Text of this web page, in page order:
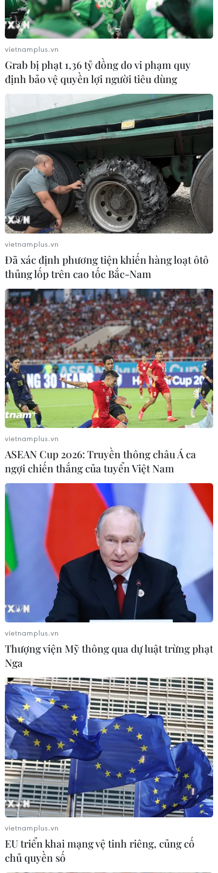
Thái Lan sẽ thành lập một đơn vị cảnh sát mạng và hơn
1.700 "sỹ quan cảnh sát mạng" sẽ được đồn trú trên
những vi phạm liên quan đến công nghệ.
vietnamplus.vn
Grab bị phạt 1,36 tỷ đồng do vi phạm quy
định bảo vệ quyền lợi người tiêu dùng
vietnamplus.vn
Đã xác định phương tiện khiến hàng loạt ôtô
thủng lốp trên cao tốc Bắc-Nam
vietnamplus.vn
ASEAN Cup 2026: Truyền thông châu Á ca
ngợi chiến thắng của tuyển Việt Nam
vietnamplus.vn
Thượng viện Mỹ thông qua dự luật trừng phạt
Nga
vietnamplus.vn
EU triển khai mạng vệ tinh riêng, củng cố
chủ quyền số